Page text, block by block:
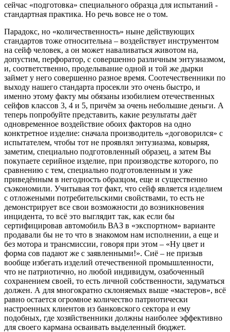
сейчас «подготовка» специального образца для испытаний -
стандартная практика. Но речь вовсе не о том.
Парадокс, но «количественность» ныне действующих
стандартов тоже относительна – воздействует инструментом
на сейф человек, а он может наваливаться животом на,
допустим, перфоратор, с совершенно различным энтузиазмом,
и, соответственно, проделывание одной и той же дырки
займет у него совершенно разное время. Соотечественники по
выходу нашего стандарта просекли это очень быстро, и
именно этому факту мы обязаны изобилием отечественных
сейфов классов 3, 4 и 5, причём за очень небольшие деньги. А
теперь попробуйте представить, какие результаты даёт
одновременное воздействие обоих факторов на одно
конктретное изделие: сначала производитель «договорился» с
испытателем, чтобы тот не проявлял энтузиазма, ковыряя,
заметим, специально подготовленный образец, а затем Вы
покупаете серийное изделие, при производстве которого, по
сравнению с тем, специально подготовленным и уже
приведённым в негодность образцом, еще и существенно
съэкономили. Учитывая тот факт, что сейф является изделием
с отложеными потребительскими свойствами, то есть не
демонстрирует все свои возможности до возникновения
инцидента, то всё это выглядит так, как если бы
сертифицировав автомобиль ВАЗ в «экспортном» варианте
продавали бы не то что в знакомом нам исполнении, а еще и
без мотора и трансмиссии, говоря при этом – «Ну цвет и
форма сов падают же с заявленными!». Сиё – не призыв
вообще избегать изделий отечественной промышленности,
что не патриотично, но любой индивидум, озабоченный
сохранением своей, то есть личной собственности, задуматься
должен. А для многократно склоняемых выше «мастеров», всё
равно остается огромное количество патриотически
настроенных клиентов из банковского сектора и ему
подобных, где хозяйственники должны наиболее эффективно
для своего кармана осваивать выделенный бюджет.